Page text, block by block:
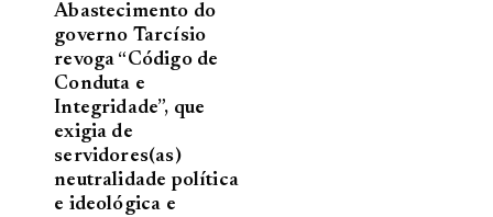
Abastecimento do
governo Tarcísio
revoga “Código de
Conduta e
Integridade”, que
exigia de
servidores(as)
neutralidade política
e ideológica e